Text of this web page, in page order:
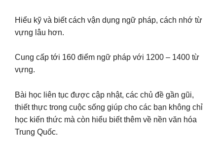
Hiểu kỹ và biết cách vận dụng ngữ pháp, cách nhớ từ
vựng lâu hơn.
Cung cấp tới 160 điểm ngữ pháp với 1200 – 1400 từ
vựng.
Bài học liên tục được cập nhật, các chủ đề gần gũi,
thiết thực trong cuộc sống giúp cho các bạn không chỉ
học kiến thức mà còn hiểu biết thêm về nền văn hóa
Trung Quốc.